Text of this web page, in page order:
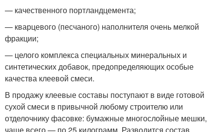
— качественного портландцемента;
— кварцевого (песчаного) наполнителя очень мелкой
фракции;
— целого комплекса специальных минеральных и
синтетических добавок, предопределяющих особые
качества клеевой смеси.
В продажу клеевые составы поступают в виде готовой
сухой смеси в привычной любому строителю или
отделочнику фасовке: бумажные многослойные мешки,
чаще всего — по 25 килограмм. Разводится состав